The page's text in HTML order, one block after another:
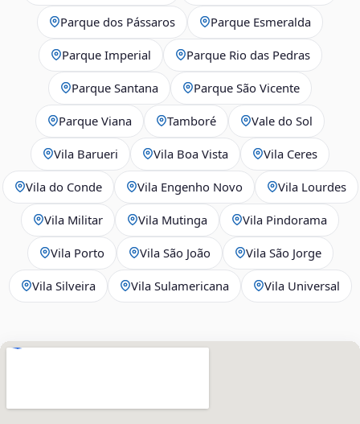
Parque dos Pássaros Parque Esmeralda
Parque Imperial Parque Rio das Pedras
Parque Santana Parque São Vicente
Parque Viana Tamboré Vale do Sol
Vila Barueri Vila Boa Vista Vila Ceres
Vila do Conde Vila Engenho Novo Vila Lourdes
Vila Militar Vila Mutinga Vila Pindorama
Vila Porto Vila São João Vila São Jorge
Vila Silveira Vila Sulamericana Vila Universal